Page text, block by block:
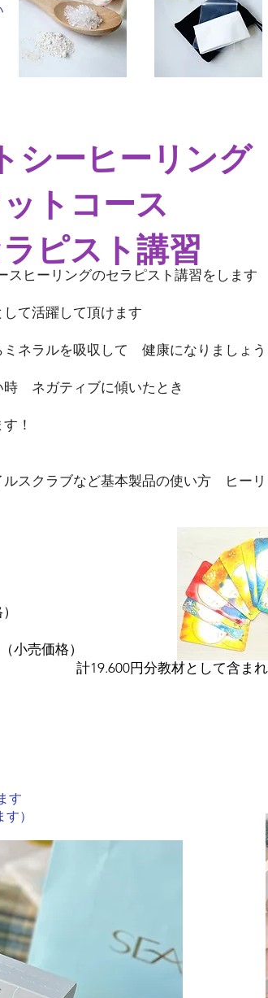
ヒーリングのセラピスト講習をします
て活躍して頂けます
ネラルを吸収して 健康になりましょ
ネガティブに傾いたとき
す！
スクラブなど基本製品の使い方 ヒーリ
小売価格）
計19.600円分教材として含まれ
シーヒーリング
トコース
ピスト講習
す
）